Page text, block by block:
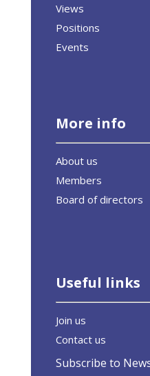
Views
Positions
Events
More info
About us
Members
Board of directors
Useful links
Join us
Contact us
Subscribe to